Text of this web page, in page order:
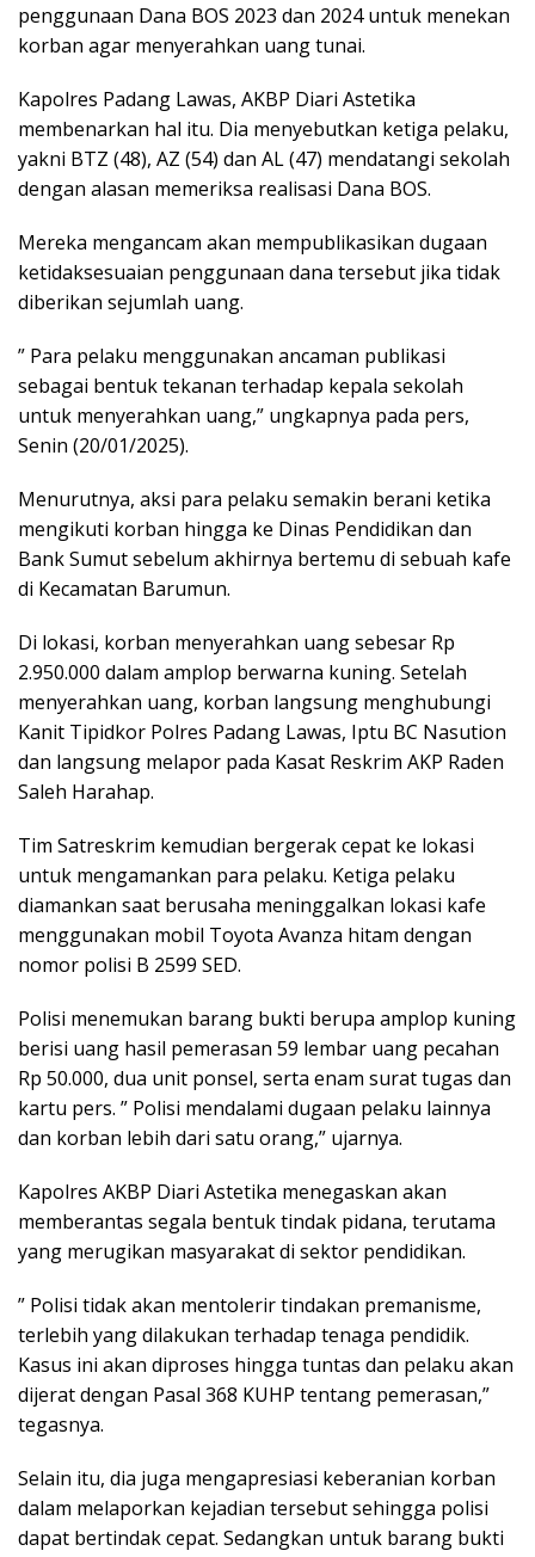
penggunaan Dana BOS 2023 dan 2024 untuk menekan
korban agar menyerahkan uang tunai.
Kapolres Padang Lawas, AKBP Diari Astetika
membenarkan hal itu. Dia menyebutkan ketiga pelaku,
yakni BTZ (48), AZ (54) dan AL (47) mendatangi sekolah
dengan alasan memeriksa realisasi Dana BOS.
Mereka mengancam akan mempublikasikan dugaan
ketidaksesuaian penggunaan dana tersebut jika tidak
diberikan sejumlah uang.
” Para pelaku menggunakan ancaman publikasi
sebagai bentuk tekanan terhadap kepala sekolah
untuk menyerahkan uang,” ungkapnya pada pers,
Senin (20/01/2025).
Menurutnya, aksi para pelaku semakin berani ketika
mengikuti korban hingga ke Dinas Pendidikan dan
Bank Sumut sebelum akhirnya bertemu di sebuah kafe
di Kecamatan Barumun.
Di lokasi, korban menyerahkan uang sebesar Rp
2.950.000 dalam amplop berwarna kuning. Setelah
menyerahkan uang, korban langsung menghubungi
Kanit Tipidkor Polres Padang Lawas, Iptu BC Nasution
dan langsung melapor pada Kasat Reskrim AKP Raden
Saleh Harahap.
Tim Satreskrim kemudian bergerak cepat ke lokasi
untuk mengamankan para pelaku. Ketiga pelaku
diamankan saat berusaha meninggalkan lokasi kafe
menggunakan mobil Toyota Avanza hitam dengan
nomor polisi B 2599 SED.
Polisi menemukan barang bukti berupa amplop kuning
berisi uang hasil pemerasan 59 lembar uang pecahan
Rp 50.000, dua unit ponsel, serta enam surat tugas dan
kartu pers. ” Polisi mendalami dugaan pelaku lainnya
dan korban lebih dari satu orang,” ujarnya.
Kapolres AKBP Diari Astetika menegaskan akan
memberantas segala bentuk tindak pidana, terutama
yang merugikan masyarakat di sektor pendidikan.
” Polisi tidak akan mentolerir tindakan premanisme,
terlebih yang dilakukan terhadap tenaga pendidik.
Kasus ini akan diproses hingga tuntas dan pelaku akan
dijerat dengan Pasal 368 KUHP tentang pemerasan,”
tegasnya.
Selain itu, dia juga mengapresiasi keberanian korban
dalam melaporkan kejadian tersebut sehingga polisi
dapat bertindak cepat. Sedangkan untuk barang bukti